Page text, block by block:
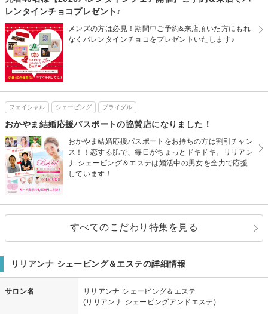
レンタインチョコプレゼント♪
メンズの方は必見！期間中ご予約&来店頂いた方にもれ
なくバレンタインチョコをプレゼントいたします♪
フェイシャル シェービング ブライダル
おかやま結婚応援パスポートの協賛店になりました！
おかやま結婚応援パスポートをお持ちの方は割引チャン
ス！！恋する肌で、毎日がちょっとドキドキ。リリアン
ナ シェービング＆エステは婚活中の男女を全力で応援
しています！
すべてのこだわり特集を見る
リリアンナ シェービング＆エステの詳細情報
サロン名
リリアンナ シェービング＆エステ
(リリアンナ シェービングアンドエステ)